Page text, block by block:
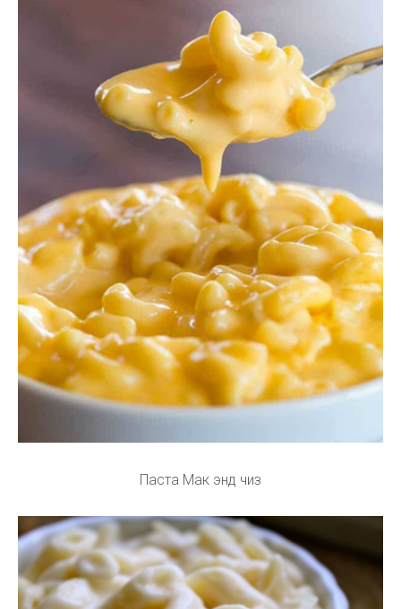
Паста Мак энд чиз